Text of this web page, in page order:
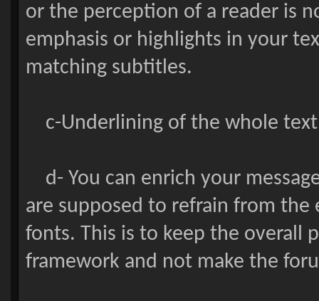
or the perception of a reader is
emphasis or highlights in your
matching subtitles.
c-Underlining of the whole
d- You can enrich your
are supposed to refrain from
fonts. This is to keep the overall
framework and not make the